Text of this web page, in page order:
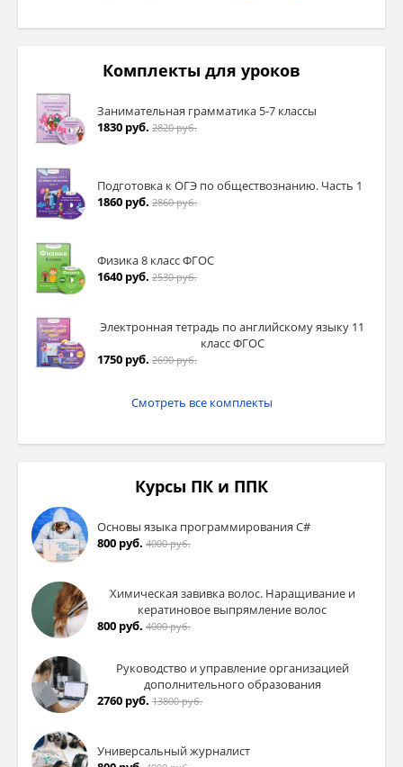
Комплекты для уроков
Занимательная грамматика 5-7 классы
1830 руб. 2820 руб.
Подготовка к ОГЭ по обществознанию. Часть 1
1860 руб. 2860 руб.
Физика 8 класс ФГОС
1640 руб. 2530 руб.
Электронная тетрадь по английскому языку 11
класс ФГОС
1750 руб. 2690 руб.
Смотреть все комплекты
Курсы ПК и ППК
Основы языка программирования C#
800 руб. 4000 руб.
Химическая завивка волос. Наращивание и
кератиновое выпрямление волос
800 руб. 4000 руб.
Руководство и управление организацией
дополнительного образования
2760 руб. 13800 руб.
Универсальный журналист